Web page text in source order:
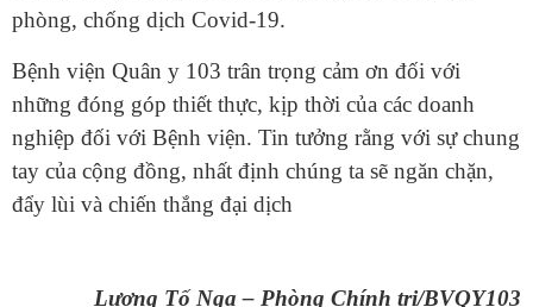
phòng, chống dịch Covid-19.
Bệnh viện Quân y 103 trân trọng cảm ơn đối với
những đóng góp thiết thực, kịp thời của các doanh
nghiệp đối với Bệnh viện. Tin tưởng rằng với sự chung
tay của cộng đồng, nhất định chúng ta sẽ ngăn chặn,
đẩy lùi và chiến thắng đại dịch
Lương Tố Nga – Phòng Chính trị/BVQY103